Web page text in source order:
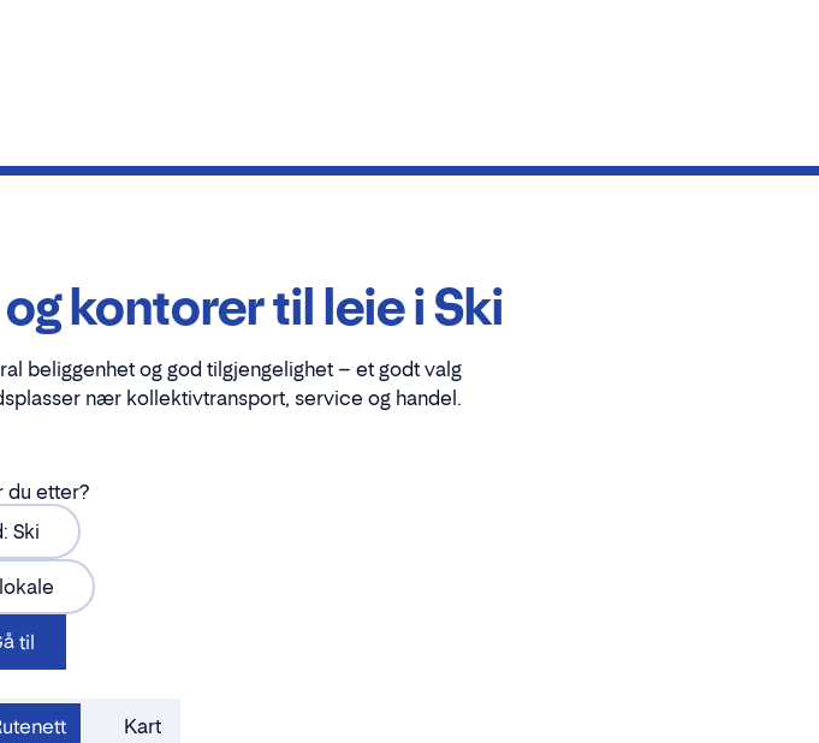
kontorer til leie i Ski
beliggenhet og god tilgjengelighet – et godt valg
nær kollektivtransport, service og handel.
du etter?
Ski
til
Kart